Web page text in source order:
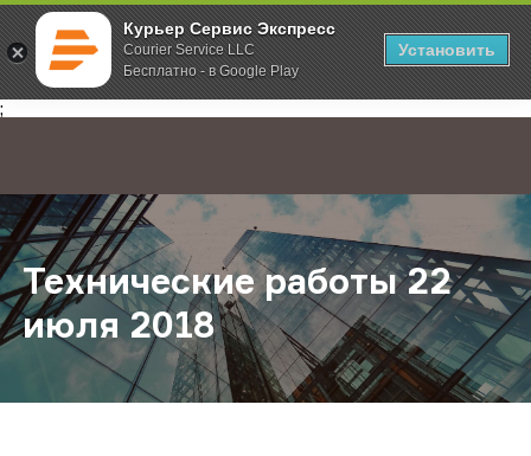
Курьер Сервис Экспресс
Courier Service LLC
Бесплатно - в Google Play
Установить
;
Главная О компании Новости Технические работы 22 июля
Технические работы 22
июля 2018